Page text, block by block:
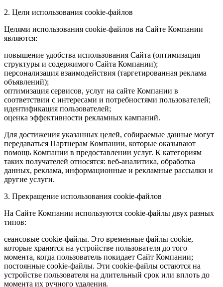
2. Цели использования cookie-файлов
Целями использования cookie-файлов на Сайте Компании
являются:
повышение удобства использования Сайта (оптимизация
структуры и содержимого Сайта Компании);
персонализация взаимодействия (таргетированная реклама
объявлений);
оптимизация сервисов, услуг на сайте Компании в
соответствии с интересами и потребностями пользователей;
идентификация пользователей;
оценка эффективности рекламных кампаний.
Для достижения указанных целей, собираемые данные могут
передаваться Партнерам Компании, которые оказывают
помощь Компании в предоставлении услуг. К категориям
таких получателей относятся: веб-аналитика, обработка
данных, реклама, информационные и рекламные рассылки и
другие услуги.
3. Прекращение использования cookie-файлов
На Сайте Компании используются cookie-файлы двух разных
типов:
сеансовые cookie-файлы. Это временные файлы cookie,
которые хранятся на устройстве пользователя до того
момента, когда пользователь покидает Сайт Компании;
постоянные cookie-файлы. Эти cookie-файлы остаются на
устройстве пользователя на длительный срок или вплоть до
момента их ручного удаления.